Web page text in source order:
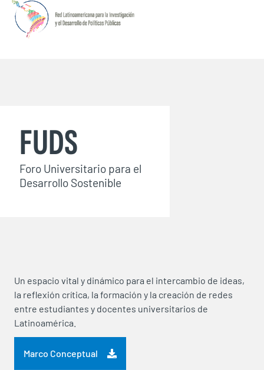
FUDS
Foro Universitario para el
Desarrollo Sostenible
Un espacio vital y dinámico para el intercambio de ideas,
la reflexión crítica, la formación y la creación de redes
entre estudiantes y docentes universitarios de
Latinoamérica.
Marco Conceptual